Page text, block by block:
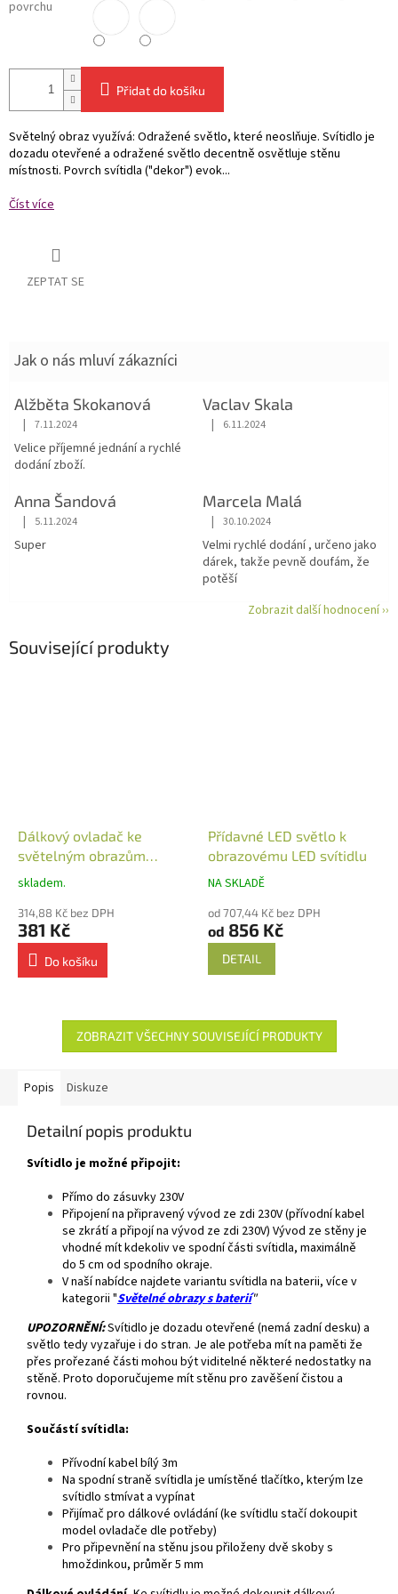
povrchu
Přidat do košíku
Světelný obraz využívá: Odražené světlo, které neoslňuje. Svítidlo je
dozadu otevřené a odražené světlo decentně osvětluje stěnu
místnosti. Povrch svítidla ("dekor") evok...
Číst více
ZEPTAT SE
Jak o nás mluví zákazníci
Alžběta Skokanová
Hodnocení obchodu je 5 z 5 hvězdiček.
| 7.11.2024
Velice příjemné jednání a rychlé
dodání zboží.
Vaclav Skala
Hodnocení obchodu je 5 z 5
| 6.11.2024
Anna Šandová
Hodnocení obchodu je 5 z 5 hvězdiček.
| 5.11.2024
Super
Marcela Malá
Hodnocení obchodu je 5 z 5
| 30.10.2024
Velmi rychlé dodání , určeno jako
dárek, takže pevně doufám, že
potěší
Zobrazit další hodnocení ››
Související produkty
Dálkový ovladač ke
světelným obrazům
nástěnný
skladem.
314,88 Kč bez DPH
381 Kč
Do košíku
Přídavné LED světlo k
obrazovému LED svítidlu
NA SKLADĚ
od 707,44 Kč bez DPH
od 856 Kč
DETAIL
ZOBRAZIT VŠECHNY SOUVISEJÍCÍ PRODUKTY
Popis Diskuze
Detailní popis produktu
Svítidlo je možné připojit:
Přímo do zásuvky 230V
Připojení na připravený vývod ze zdi 230V (přívodní kabel
se zkrátí a připojí na vývod ze zdi 230V) Vývod ze stěny je
vhodné mít kdekoliv ve spodní části svítidla, maximálně
do 5 cm od spodního okraje.
V naší nabídce najdete variantu svítidla na baterii, více v
kategorii "Světelné obrazy s baterií"
UPOZORNĚNÍ:Svítidlo je dozadu otevřené (nemá zadní desku) a
světlo tedy vyzařuje i do stran. Je ale potřeba mít na paměti že
přes prořezané části mohou být viditelné některé nedostatky na
stěně. Proto doporučujeme mít stěnu pro zavěšení čistou a
rovnou.
Součástí svítidla:
Přívodní kabel bílý 3m
Na spodní straně svítidla je umístěné tlačítko, kterým lze
svítidlo stmívat a vypínat
Přijímač pro dálkové ovládání (ke svítidlu stačí dokoupit
model ovladače dle potřeby)
Pro připevnění na stěnu jsou přiloženy dvě skoby s
hmoždinkou, průměr 5 mm